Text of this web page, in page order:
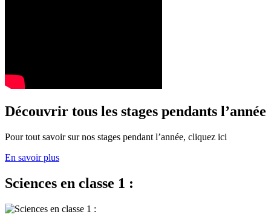
Découvrir tous les stages pendants l’année
Pour tout savoir sur nos stages pendant l’année, cliquez ici
En savoir plus
Sciences en classe 1 :